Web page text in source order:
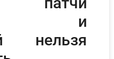
и
нельзя